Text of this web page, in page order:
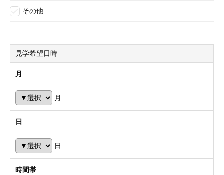
その他
見学希望日時
月
月
日
日
時間帯